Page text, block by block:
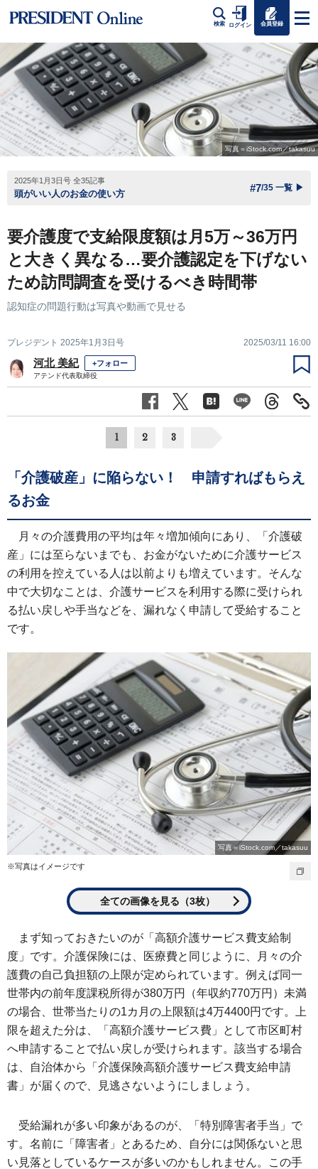
検索 ログイン 会員登録
写真＝iStock.com／takasuu
2025年1月3日号 全35記事
頭がいい人のお金の使い方 #7/35 一覧 ▶
要介護度で支給限度額は月5万～36万円
と大きく異なる…要介護認定を下げない
ため訪問調査を受けるべき時間帯
認知症の問題行動は写真や動画で見せる
プレジデント 2025年1月3日号 2025/03/11 16:00
河北 美紀 +フォロー
アテンド代表取締役
1 2 3
「介護破産」に陥らない！ 申請すればもらえ
るお金
月々の介護費用の平均は年々増加傾向にあり、「介護破
産」には至らないまでも、お金がないために介護サービス
の利用を控えている人は以前よりも増えています。そんな
中で大切なことは、介護サービスを利用する際に受けられ
る払い戻しや手当などを、漏れなく申請して受給すること
です。
写真＝iStock.com／takasuu
※写真はイメージです
全ての画像を見る（3枚）
まず知っておきたいのが「高額介護サービス費支給制
度」です。介護保険には、医療費と同じように、月々の介
護費の自己負担額の上限が定められています。例えば同一
世帯内の前年度課税所得が380万円（年収約770万円）未満
の場合、世帯当たりの1カ月の上限額は4万4400円です。上
限を超えた分は、「高額介護サービス費」として市区町村
へ申請することで払い戻しが受けられます。該当する場合
は、自治体から「介護保険高額介護サービス費支給申請
書」が届くので、見逃さないようにしましょう。
受給漏れが多い印象があるのが、「特別障害者手当」で
す。名前に「障害者」とあるため、自分には関係ないと思
い見落としているケースが多いのかもしれません。この手